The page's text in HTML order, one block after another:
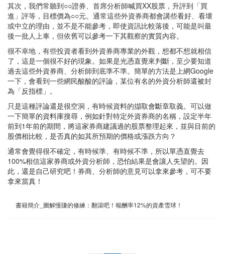
其次，我們常聽到○○證券、首席分析師喊買XX股票，升評到「買
進」評等，目標價為○○元。通常這些外資券商都會講些看好、看壞
或中立的理由，並不是不能參考，即使資訊比較落後，可能是叫最
後一批人上車，但依舊可以參考一下其觀察的實質內容。
很不幸地，有些投資者看到外資券商專業的外觀，想都不想就相信
了，這是一個很不好的現象。如果是光憑直覺來判斷，至少要知道
過去這些外資券商、分析師到底準不準。簡單的方法是上網Google
一下，會看到一些網民酸酸的評論，某位有名的外資分析師還被封
為「反指標」。
只是這種評論還是很空洞，有時候資料的擷取會斷章取義。可以做
一下簡單的資料庫搜尋，例如針對特定外資券商的名稱，設定半年
前到1年前的期間，將這家券商建議過的股票整理起來，並與目前的
股價相比較，是否真的如其所預期的價格或漲跌方向？
通常會覺得很不確定，有時候準、有時候不準，所以單憑直覺去
100%相信這家券商或外資分析師，恐怕結果是會讓人失望的。因
此，還是自己研究吧！券商、分析師的意見可以拿來參考，可不要
拿來當真！
書籍簡介_圖解慢賺的修練：翻滾吧！報酬率12%的資產雪球！